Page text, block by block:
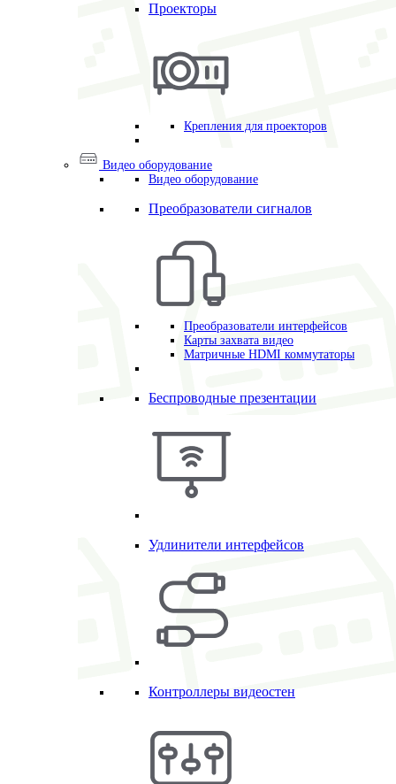
Проекторы
Крепления для проекторов
Видео оборудование
Видео оборудование
Преобразователи сигналов
Преобразователи интерфейсов
Карты захвата видео
Матричные HDMI коммутаторы
Беспроводные презентации
Удлинители интерфейсов
Контроллеры видеостен